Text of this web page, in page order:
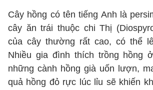
Cây hồng có tên tiếng Anh là
cây ăn trái thuộc chi Thị
của cây thường rất cao, có thể
Nhiều gia đình thích trồng hồng
những cành hồng già uốn lượn,
quả hồng đỏ rực lúc lỉu sẽ khiến